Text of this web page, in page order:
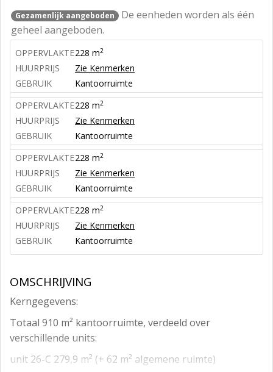
Gezamenlijk aangeboden
De eenheden worden als één
geheel aangeboden.
OPPERVLAKTE228 m2
HUURPRIJS
Zie Kenmerken
GEBRUIK
Kantoorruimte
OPPERVLAKTE228 m2
HUURPRIJS
Zie Kenmerken
GEBRUIK
Kantoorruimte
OPPERVLAKTE228 m2
HUURPRIJS
Zie Kenmerken
GEBRUIK
Kantoorruimte
OPPERVLAKTE228 m2
HUURPRIJS
Zie Kenmerken
GEBRUIK
Kantoorruimte
OMSCHRIJVING
Kerngegevens:
Totaal 910 m² kantoorruimte, verdeeld over
verschillende units:
unit 26-C 279,9 m² (+ 62 m² algemene ruimte)